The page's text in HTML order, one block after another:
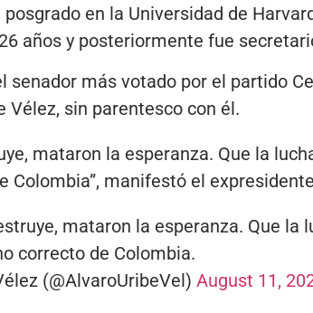
en la Universidad de
años y posteriormente fue
senador más votado por el partido
Vélez, sin parentesco con él.
mataron la esperanza. Que la
Colombia”, manifestó el
mataron la esperanza. Que la
correcto de Colombia.
(@AlvaroUribeVel) August 11,